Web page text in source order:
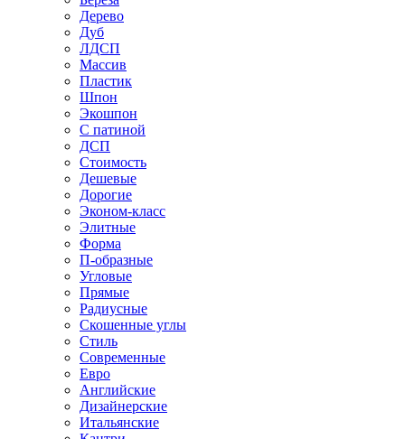
Дерево
Дуб
ЛДСП
Массив
Пластик
Шпон
Экошпон
С патиной
ДСП
Стоимость
Дешевые
Дорогие
Эконом-класс
Элитные
Форма
П-образные
Угловые
Прямые
Радиусные
Скошенные углы
Стиль
Современные
Евро
Английские
Дизайнерские
Итальянские